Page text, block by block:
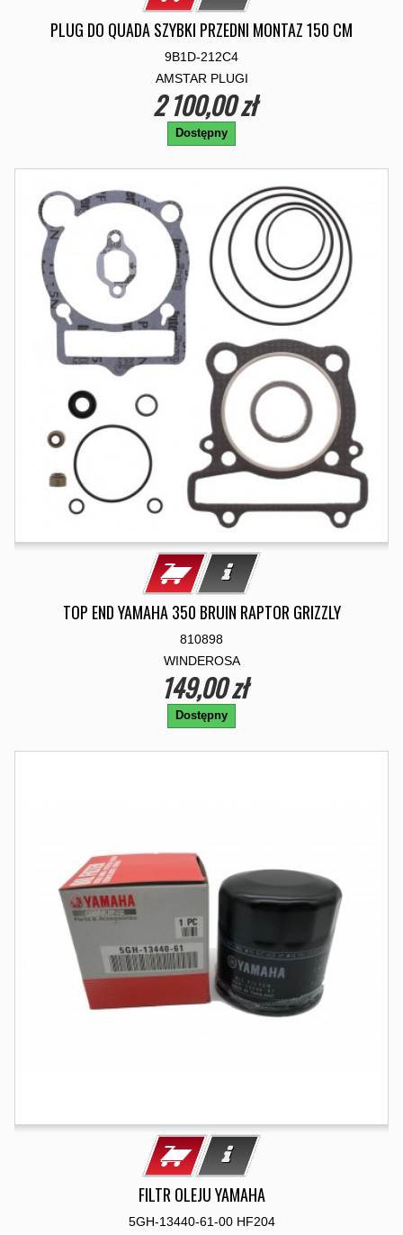
PLUG DO QUADA SZYBKI PRZEDNI MONTAZ 150 CM
9B1D-212C4
AMSTAR PLUGI
2 100,00 zł
Dostępny
TOP END YAMAHA 350 BRUIN RAPTOR GRIZZLY
810898
WINDEROSA
149,00 zł
Dostępny
FILTR OLEJU YAMAHA
5GH-13440-61-00 HF204